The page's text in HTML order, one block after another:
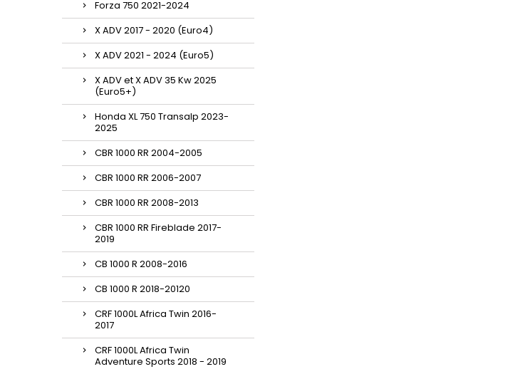
Forza 750 2021-2024
X ADV 2017 - 2020 (Euro4)
X ADV 2021 - 2024 (Euro5)
X ADV et X ADV 35 Kw 2025
(Euro5+)
Honda XL 750 Transalp 2023-
2025
CBR 1000 RR 2004-2005
CBR 1000 RR 2006-2007
CBR 1000 RR 2008-2013
CBR 1000 RR Fireblade 2017-
2019
CB 1000 R 2008-2016
CB 1000 R 2018-20120
CRF 1000L Africa Twin 2016-
2017
CRF 1000L Africa Twin
Adventure Sports 2018 - 2019